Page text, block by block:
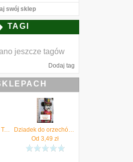
swój sklep
TAGI
jeszcze tagów
Dodaj tag
Der goldne Topf. E. T. A. Hoffmann
Dziadek do orzechów. E. T. A. Hoffmann
Od 3,49 zł